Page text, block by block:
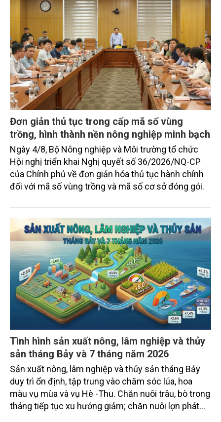
Đơn giản thủ tục trong cấp mã số vùng
trồng, hình thành nền nông nghiệp minh bạch
Ngày 4/8, Bộ Nông nghiệp và Môi trường tổ chức
Hội nghị triển khai Nghị quyết số 36/2026/NQ-CP
của Chính phủ về đơn giản hóa thủ tục hành chính
đối với mã số vùng trồng và mã số cơ sở đóng gói.
Tình hình sản xuất nông, lâm nghiệp và thủy
sản tháng Bảy và 7 tháng năm 2026
Sản xuất nông, lâm nghiệp và thủy sản tháng Bảy
duy trì ổn định, tập trung vào chăm sóc lúa, hoa
màu vụ mùa và vụ Hè -Thu. Chăn nuôi trâu, bò trong
tháng tiếp tục xu hướng giảm; chăn nuôi lợn phát